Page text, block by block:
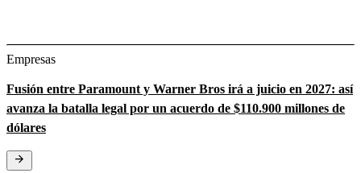
Empresas
Fusión entre Paramount y Warner Bros irá a juicio en 2027: así
avanza la batalla legal por un acuerdo de $110.900 millones de
dólares